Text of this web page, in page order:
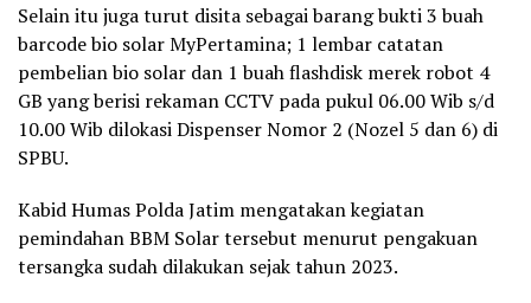
Selain itu juga turut disita sebagai barang bukti 3 buah
barcode bio solar MyPertamina; 1 lembar catatan
pembelian bio solar dan 1 buah flashdisk merek robot 4
GB yang berisi rekaman CCTV pada pukul 06.00 Wib s/d
10.00 Wib dilokasi Dispenser Nomor 2 (Nozel 5 dan 6) di
SPBU.
Kabid Humas Polda Jatim mengatakan kegiatan
pemindahan BBM Solar tersebut menurut pengakuan
tersangka sudah dilakukan sejak tahun 2023.